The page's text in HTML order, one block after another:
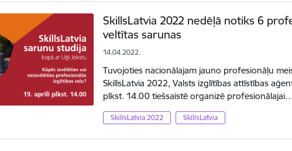
SkillsLatvia 2022 nedēļā notiks 6
veltītas sarunas
14.04.2022.
Tuvojoties nacionālajam jauno profesionāļu
SkillsLatvia 2022, Valsts izglītības attīstības
plkst. 14.00 tiešsaistē organizē profesionālajai…
SkillsLatvia 2022 SkillsLatvia